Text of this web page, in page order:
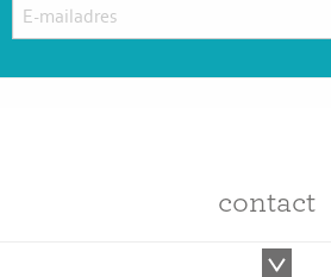
contact